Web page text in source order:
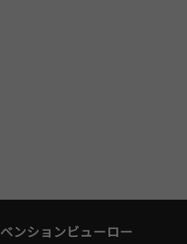
ンションビューロー